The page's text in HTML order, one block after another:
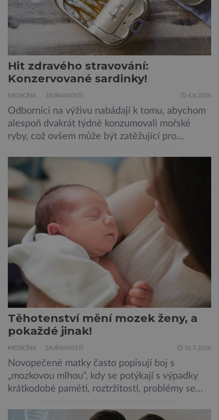
Hit zdravého stravování:
Konzervované sardinky!
MEDICÍNA ZAJÍMAVOSTI 4.8.2026
Odborníci na výživu nabádají k tomu, abychom
alespoň dvakrát týdně konzumovali mořské
ryby, což ovšem může být zatěžující pro
doporučení se nyní staly konzervované
sardinky, které si může dovolit opravdu každý
„Místo toho, aby poskytovaly izolované
mononutrienty, jsou rybí konzervy kompletní
potravinou,“ říká nutriční specialista Colin
Robertson a zdůrazňuje […]
Těhotenství mění mozek ženy, a
pokaždé jinak!
MEDICÍNA ZAJÍMAVOSTI 31.7.2026
Novopečené matky často popisují boj s
„mozkovou mlhou“, kdy se potýkají s výpadky
krátkodobé paměti, roztržitostí, problémy se
obtíže byly dlouhou dobu připisovány